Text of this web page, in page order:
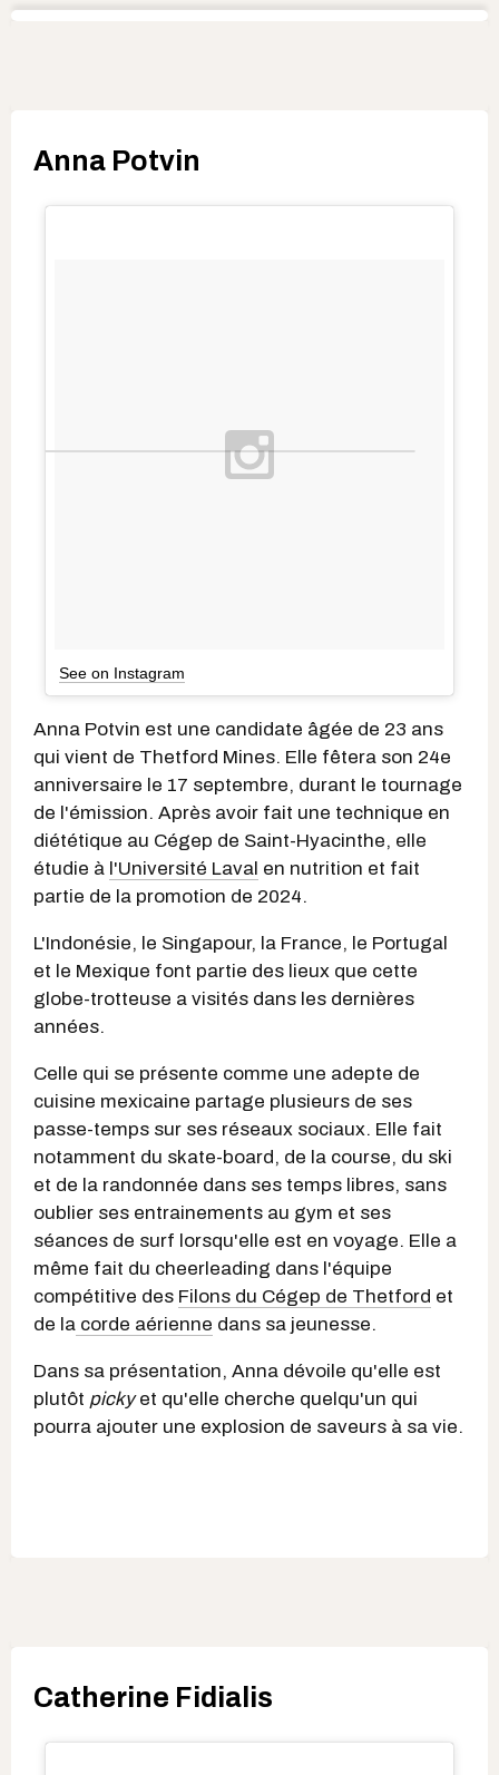
Anna Potvin
See on Instagram
Anna Potvin est une candidate âgée de 23 ans
qui vient de Thetford Mines. Elle fêtera son 24e
anniversaire le 17 septembre, durant le tournage
de l'émission. Après avoir fait une technique en
diététique au Cégep de Saint-Hyacinthe, elle
étudie à l'Université Laval en nutrition et fait
partie de la promotion de 2024.
L'Indonésie, le Singapour, la France, le Portugal
et le Mexique font partie des lieux que cette
globe-trotteuse a visités dans les dernières
années.
Celle qui se présente comme une adepte de
cuisine mexicaine partage plusieurs de ses
passe-temps sur ses réseaux sociaux. Elle fait
notamment du skate-board, de la course, du ski
et de la randonnée dans ses temps libres, sans
oublier ses entrainements au gym et ses
séances de surf lorsqu'elle est en voyage. Elle a
même fait du cheerleading dans l'équipe
compétitive des Filons du Cégep de Thetford et
de la corde aérienne dans sa jeunesse.
Dans sa présentation, Anna dévoile qu'elle est
plutôt pickyet qu'elle cherche quelqu'un qui
pourra ajouter une explosion de saveurs à sa vie.
Catherine Fidialis